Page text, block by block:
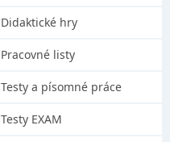
Didaktické hry
Pracovné listy
Testy a písomné práce
Testy EXAM